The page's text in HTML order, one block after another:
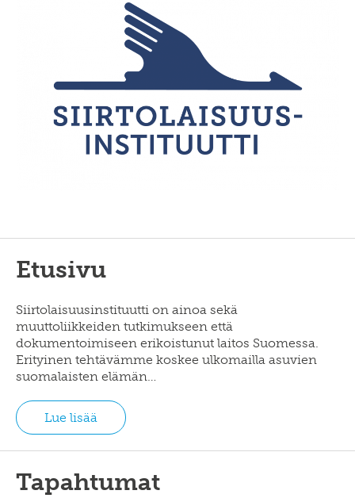
Etusivu
Siirtolaisuusinstituutti on ainoa sekä
muuttoliikkeiden tutkimukseen että
dokumentoimiseen erikoistunut laitos Suomessa.
Erityinen tehtävämme koskee ulkomailla asuvien
suomalaisten elämän…
Lue lisää
Tapahtumat